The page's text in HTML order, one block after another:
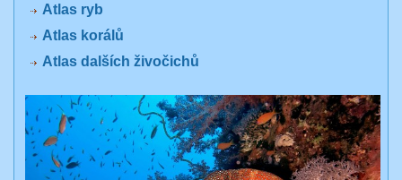
Atlas ryb
Atlas korálů
Atlas dalších živočichů